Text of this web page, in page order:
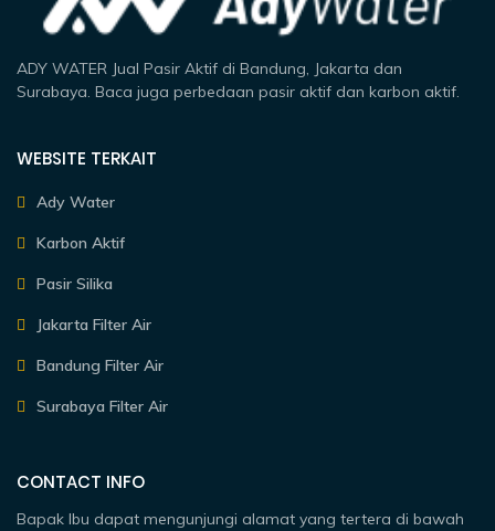
ADY WATER Jual Pasir Aktif di Bandung, Jakarta dan
Surabaya. Baca juga perbedaan pasir aktif dan karbon aktif.
WEBSITE TERKAIT
Ady Water
Karbon Aktif
Pasir Silika
Jakarta Filter Air
Bandung Filter Air
Surabaya Filter Air
CONTACT INFO
Bapak Ibu dapat mengunjungi alamat yang tertera di bawah